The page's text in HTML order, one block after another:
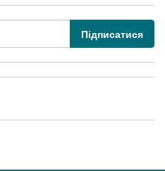
Підписатися